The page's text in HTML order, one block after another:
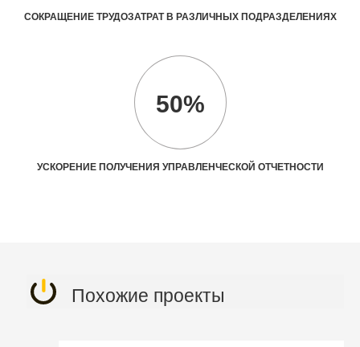
СОКРАЩЕНИЕ ТРУДОЗАТРАТ В РАЗЛИЧНЫХ ПОДРАЗДЕЛЕНИЯХ
50%
УСКОРЕНИЕ ПОЛУЧЕНИЯ УПРАВЛЕНЧЕСКОЙ ОТЧЕТНОСТИ
Похожие проекты